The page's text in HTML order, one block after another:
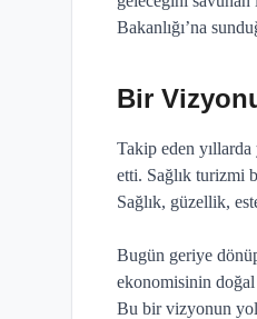
Bakanlığı’na
Bir
Takip eden
etti. Sağlık turizmi
Sağlık, güzellik,
Bugün geriye
ekonomisinin
Bu bir vizyonun